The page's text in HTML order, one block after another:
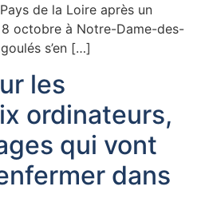
de la Loire après un
octobre à Notre-Dame-des-
s’en […]
les
ordinateurs,
qui vont
dans